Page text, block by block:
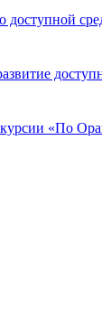
доступной
«По